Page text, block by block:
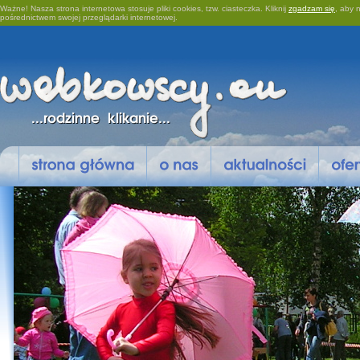
Ważne! Nasza strona internetowa stosuje pliki cookies, tzw. ciasteczka. Kliknij zgadzam się , aby
pośrednictwem swojej przeglądarki internetowej.